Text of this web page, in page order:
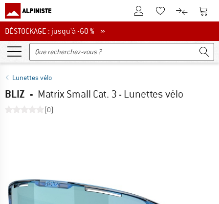
Vers le compte client
Vers la liste
Vers le
DÉSTOCKAGE : jusqu'à -60 %
DÉSTOCKAGE : jusqu'à -60 % »
Lunettes vélo
BLIZ - Matrix Small Cat. 3 - Lunettes vélo
(0)